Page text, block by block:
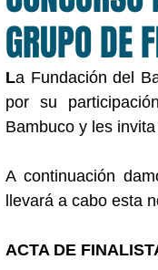
GRUPO
La Fundación del
por su
Bambuco y les
A continuación
llevará a cabo esta
ACTA DE